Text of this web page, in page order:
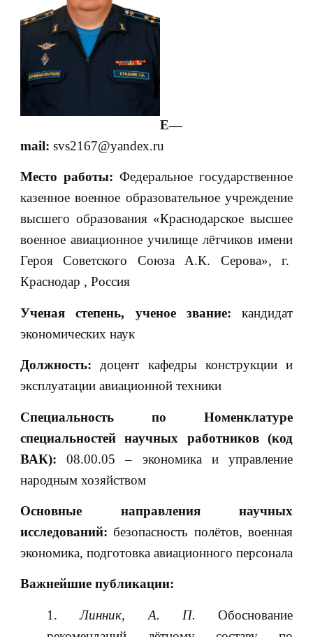
E—
mail: svs2167@yandex.ru
Место работы: Федеральное государственное
казенное военное образовательное учреждение
высшего образования «Краснодарское высшее
военное авиационное училище лётчиков имени
Героя Советского Союза А.К. Серова», г.
Краснодар , Россия
Ученая степень, ученое звание: кандидат
экономических наук
Должность: доцент кафедры конструкции и
эксплуатации авиационной техники
Специальность по Номенклатуре
специальностей научных работников (код
ВАК): 08.00.05 – экономика и управление
народным хозяйством
Основные направления научных
исследований: безопасность полётов, военная
экономика, подготовка авиационного персонала
Важнейшие публикации:
Линник, А. П. Обоснование